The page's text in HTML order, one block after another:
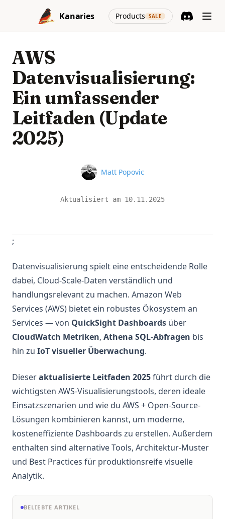
Skip to content
Kanaries
Products SALE
(opens in a
AWS
Datenvisualisierung:
Ein umfassender
Leitfaden (Update
2025)
Name
Matt Popovic
Aktualisiert am 10.11.2025
;
Datenvisualisierung spielt eine entscheidende Rolle
dabei, Cloud-Scale-Daten verständlich und
handlungsrelevant zu machen. Amazon Web
Services (AWS) bietet ein robustes Ökosystem an
Services — von QuickSight Dashboards über
CloudWatch Metriken, Athena SQL-Abfragen bis
hin zu IoT visueller Überwachung.
Dieseraktualisierte Leitfaden 2025führt durch die
wichtigsten AWS-Visualisierungstools, deren ideale
Einsatzszenarien und wie du AWS + Open-Source-
Lösungen kombinieren kannst, um moderne,
kosteneffiziente Dashboards zu erstellen. Außerdem
enthalten sind alternative Tools, Architektur-Muster
und Best Practices für produktionsreife visuelle
Analytik.
BELIEBTE ARTIKEL